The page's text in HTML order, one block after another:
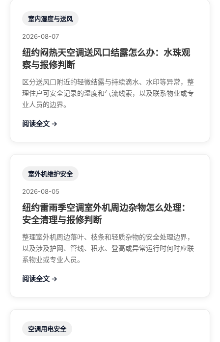
室内湿度与送风
2026-08-07
纽约闷热天空调送风口结露怎么办：水珠观
察与报修判断
区分送风口附近的轻微结露与持续滴水、水印等异常，整
理住户可安全记录的湿度和气流线索，以及联系物业或专
业人员的边界。
阅读全文 →
室外机维护安全
2026-08-05
纽约雷雨季空调室外机周边杂物怎么处理：
安全清理与报修判断
整理室外机周边落叶、枝条和轻质杂物的安全处理边界，
以及涉及护网、管线、积水、登高或异常运行时何时应联
系物业或专业人员。
阅读全文 →
空调用电安全